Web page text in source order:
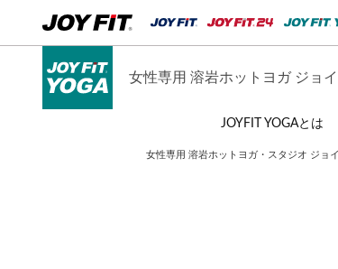
女性専用 溶岩ホットヨガ ジョ
JOYFIT YOGAとは
女性専用 溶岩ホットヨガ・スタジオ ジョ